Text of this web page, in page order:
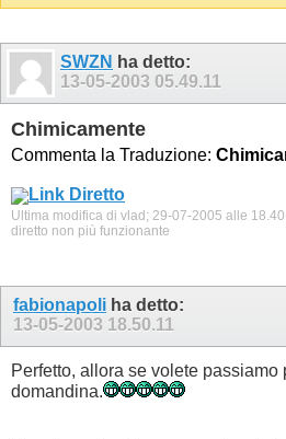
SWZN ha detto:
13-05-2003 05.49.11
Chimicamente
Commenta la Traduzione:
Link Diretto
Ultima modifica di vlad; 29-07-2005 alle
diretto non più funzionante
fabionapoli ha detto:
13-05-2003 18.50.11
Perfetto, allora se volete passiamo
domandina.